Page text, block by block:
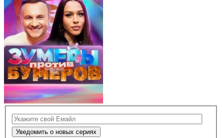
Уведомить о новых сериях